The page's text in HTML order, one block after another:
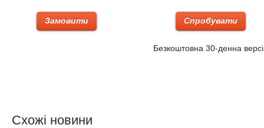
Замовити Спробувати
Безкоштовна 30-денна
Схожі новини